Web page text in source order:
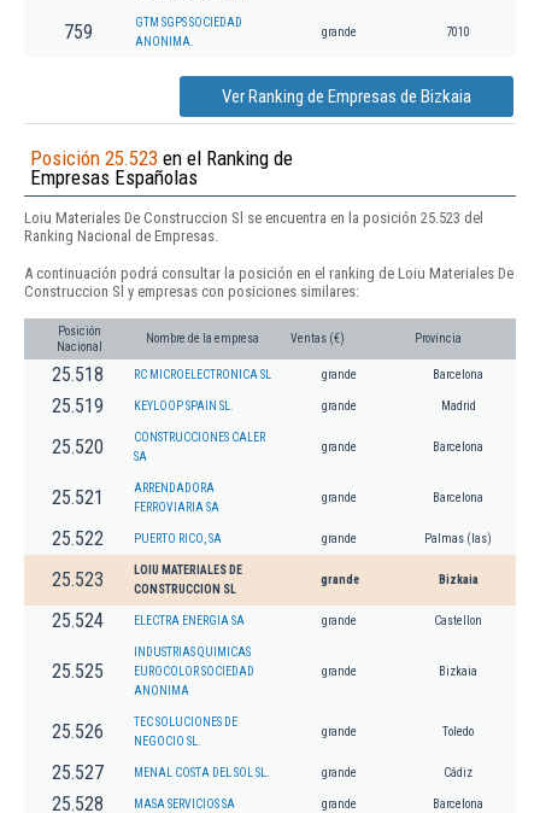
759
GTM SGPS SOCIEDAD
ANONIMA.
grande 7010
Ver Ranking de Empresas de Bizkaia
Posición 25.523 en el Ranking de
Empresas Españolas
Loiu Materiales De Construccion Sl se encuentra en la posición 25.523 del
Ranking Nacional de Empresas.
A continuación podrá consultar la posición en el ranking de Loiu Materiales De
Construccion Sl y empresas con posiciones similares:
Posición
Nacional
Nombre de la empresa Ventas (€) Provincia
25.518 RC MICROELECTRONICA SL grande Barcelona
25.519 KEYLOOP SPAIN SL. grande Madrid
25.520
CONSTRUCCIONES CALER
SA
grande Barcelona
25.521
ARRENDADORA
FERROVIARIA SA
grande Barcelona
25.522 PUERTO RICO, SA grande Palmas (las)
25.523
LOIU MATERIALES DE
CONSTRUCCION SL
grande Bizkaia
25.524 ELECTRA ENERGIA SA grande Castellon
25.525
INDUSTRIAS QUIMICAS
EUROCOLOR SOCIEDAD
ANONIMA
grande Bizkaia
25.526
TEC SOLUCIONES DE
NEGOCIO SL.
grande Toledo
25.527 MENAL COSTA DEL SOL SL. grande Cádiz
25.528 MASA SERVICIOS SA grande Barcelona